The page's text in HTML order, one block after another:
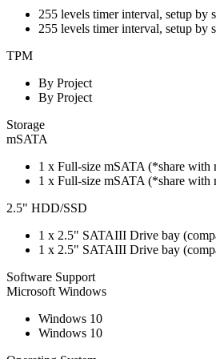
255 levels timer interval, setup by
255 levels timer interval, setup by
TPM
By Project
By Project
Storage
mSATA
1 x Full-size mSATA (*share with
1 x Full-size mSATA (*share with
2.5" HDD/SSD
1 x 2.5" SATAIII Drive bay
1 x 2.5" SATAIII Drive bay
Software Support
Microsoft Windows
Windows 10
Windows 10